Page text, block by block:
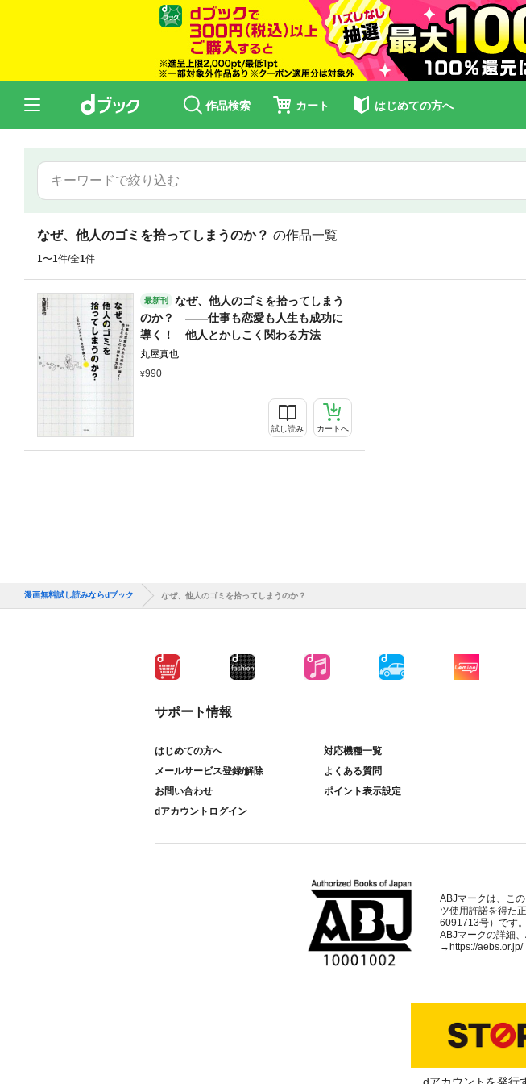
作品検索 カート はじめての方へ
なぜ、他人のゴミを拾ってしまうのか？ の作品一覧
1〜1件/全1件
最新刊
なぜ、他人のゴミを拾ってしまう
のか？ ――仕事も恋愛も人生も成功に
導く！ 他人とかしこく関わる方法
丸屋真也
990
試し読み カートへ
漫画無料試し読みならdブック なぜ、他人のゴミを拾ってしまうのか？
サポート情報
はじめての方へ
対応機種一覧
メールサービス登録/解除
よくある質問
お問い合わせ
ポイント表示設定
dアカウントログイン
ABJマークは、こ
ツ使用許諾を得た
6091713号）です。
ABJマークの詳細
→https://aebs.or.jp/
dアカウントを発行